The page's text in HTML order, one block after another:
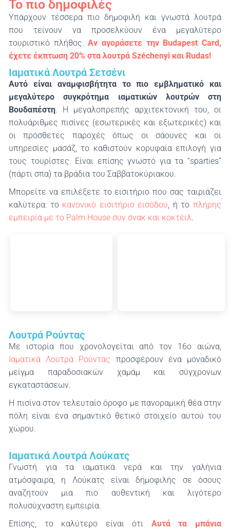
Το πιο δημοφιλές
Υπάρχουν τέσσερα πιο δημοφιλή και γνωστά λουτρά
που τείνουν να προσελκύουν ένα μεγαλύτερο
τουριστικό πλήθος.Αν αγοράσετε την Budapest Card,
έχετε έκπτωση 20% στα λουτρά Széchenyi και Rudas!
Ιαματικά Λουτρά Σετσένι
Αυτό είναι αναμφισβήτητα το πιο εμβληματικό και
μεγαλύτερο συγκρότημα ιαματικών λουτρών στη
Βουδαπέστη. Η μεγαλοπρεπής αρχιτεκτονική του, οι
πολυάριθμες πισίνες (εσωτερικές και εξωτερικές) και
οι πρόσθετες παροχές όπως οι σάουνες και οι
υπηρεσίες μασάζ, το καθιστούν κορυφαία επιλογή για
τους τουρίστες. Είναι επίσης γνωστό για τα “sparties”
(πάρτι σπα) τα βράδια του Σαββατοκύριακου.
Μπορείτε να επιλέξετε το εισιτήριο που σας ταιριάζει
καλύτερα: το κανονικό εισιτήριο εισόδου, ή τοπλήρης
εμπειρία με το Palm House συν σνακ και κοκτέιλ.
Λουτρά Ρούντας
Με ιστορία που χρονολογείται από τον 16ο αιώνα,
Ιαματικά Λουτρά Ρούντας προσφέρουν ένα μοναδικό
μείγμα παραδοσιακών χαμάμ και σύγχρονων
εγκαταστάσεων.
Η πισίνα στον τελευταίο όροφο με πανοραμική θέα στην
πόλη είναι ένα σημαντικό θετικό στοιχείο αυτού του
χώρου.
Ιαματικά Λουτρά Λούκατς
Γνωστή για τα ιαματικά νερά και την γαλήνια
ατμόσφαιρα, η Λούκατς είναι δημοφιλής σε όσους
αναζητούν μια πιο αυθεντική και λιγότερο
πολυσύχναστη εμπειρία.
Επίσης, το καλύτερο είναι ότι Αυτά τα μπάνια